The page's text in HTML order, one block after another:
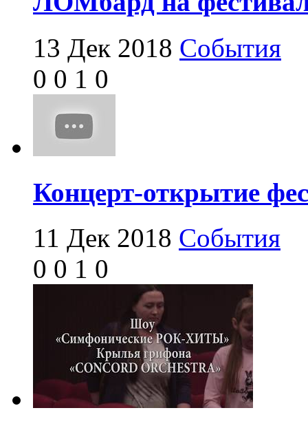
13 Дек 2018 События
0 0 1 0
Концерт-открытие
11 Дек 2018 События
0 0 1 0